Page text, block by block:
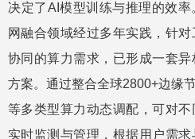
决定了AI模型训练与推理的效
网融合领域经过多年实践，针
协同的算力需求，已形成一套
方案。通过整合全球2800+边缘
等多类型算力动态调配，可对
实时监测与管理，根据用户需